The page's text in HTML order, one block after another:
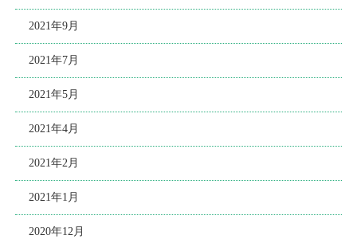
2021年9月
2021年7月
2021年5月
2021年4月
2021年2月
2021年1月
2020年12月